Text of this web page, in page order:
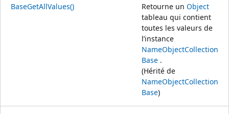
BaseGetAllValues() Retourne un Object
tableau qui contient
toutes les valeurs de
l’instance
NameObjectCollection
Base .
(Hérité de
NameObjectCollection
Base)